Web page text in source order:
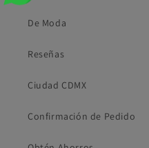
De Moda
Reseñas
Ciudad CDMX
Confirmación de Pedido